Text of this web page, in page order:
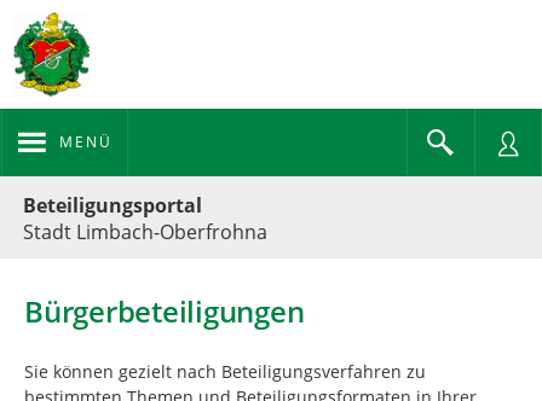
MENÜ
Beteiligungsportal
Stadt Limbach-Oberfrohna
Bürgerbeteiligungen
Sie können gezielt nach Beteiligungsverfahren zu